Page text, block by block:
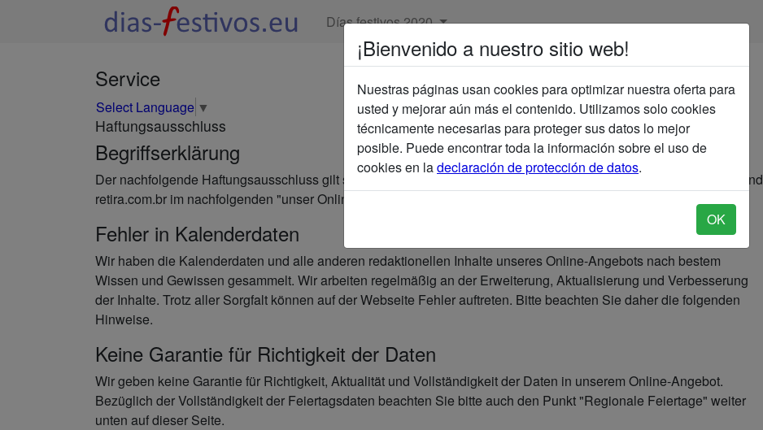
Días festivos 2020
Service
Select Language ▼
Haftungsausschluss
Begriffserklärung
Der nachfolgende Haftungsausschluss gilt sinngemäß für alle Websites der Domains retira.de, retira.at, retira.eu und
retira.com.br im nachfolgenden "unser Online-Angebot" genannt.
Fehler in Kalenderdaten
Wir haben die Kalenderdaten und alle anderen redaktionellen Inhalte unseres Online-Angebots nach bestem
Wissen und Gewissen gesammelt. Wir arbeiten regelmäßig an der Erweiterung, Aktualisierung und Verbesserung
der Inhalte. Trotz aller Sorgfalt können auf der Webseite Fehler auftreten. Bitte beachten Sie daher die folgenden
Hinweise.
Keine Garantie für Richtigkeit der Daten
Wir geben keine Garantie für Richtigkeit, Aktualität und Vollständigkeit der Daten in unserem Online-Angebot.
Bezüglich der Vollständigkeit der Feiertagsdaten beachten Sie bitte auch den Punkt "Regionale Feiertage" weiter
unten auf dieser Seite.
¡Bienvenido a nuestro sitio web!
Nuestras páginas usan cookies para optimizar nuestra oferta para
usted y mejorar aún más el contenido. Utilizamos solo cookies
técnicamente necesarias para proteger sus datos lo mejor
posible. Puede encontrar toda la información sobre el uso de
cookies en ladeclaración de protección de datos.
OK